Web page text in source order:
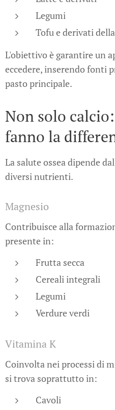
Legumi
Tofu e derivati
L'obiettivo è garantire un
eccedere, inserendo fonti
pasto principale.
Non solo
fanno la
La salute ossea dipende
diversi nutrienti.
Magnesio
Contribuisce alla
presente in:
Frutta secca
Cereali integrali
Legumi
Verdure verdi
Vitamina K
Coinvolta nei processi di
si trova soprattutto in:
Cavoli